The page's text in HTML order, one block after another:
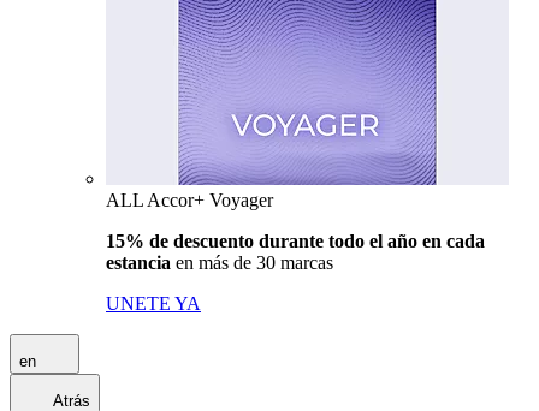
ALL Accor+ Voyager
15% de descuento durante todo el año en cada
estancia en más de 30 marcas
UNETE YA
en
Atrás